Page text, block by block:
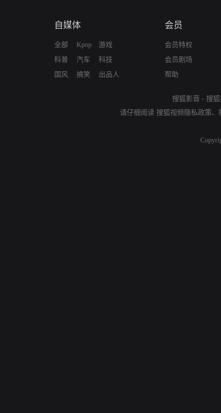
自媒体
全部
科普
国风
Kpop
汽车
搞笑
游戏
科技
出品人
会员
会员特权
会员剧场
帮助
搜狐影音 - 搜
请仔细阅读 搜狐视频隐私政策、